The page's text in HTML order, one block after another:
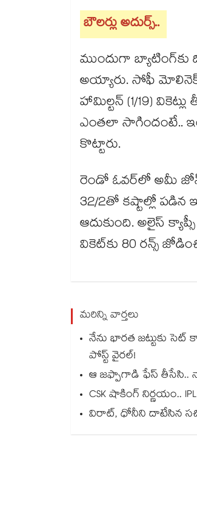
బౌలర్లు అదుర్స్‌‌‌‌‌..
ముందుగా బ్యాటింగ్‌‌కు
అయ్యారు. సోఫీ మోలినెక్స్
హామిల్టన్‌‌ (1/19)
ఎంతలా సాగిందంటే..
కొట్టారు.
రెండో ఓవర్‌‌లో అమీ
32/2తో కష్టాల్లో పడిన
ఆదుకుంది. అలైస్‌‌
వికెట్‌‌కు 80 రన్స్‌‌
మరిన్ని వార్తలు
నేను భారత జట్టుకు
పోస్ట్ వైరల్!
ఆ జఫ్పాగాడి ఫేస్ తీసేసి..
CSK షాకింగ్ నిర్ణయం..
విరాట్, ధోనీని దాటేసిన